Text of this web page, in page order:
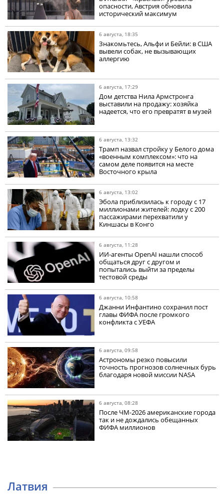
опасности, Австрия обновила
исторический максимум
6 августа, 18:35
Знакомьтесь, Альфи и Бейли: в США
вывели собак, не вызывающих
аллергию
6 августа, 17:29
Дом детства Нила Армстронга
выставили на продажу: хозяйка
надеется, что его превратят в музей
6 августа, 13:32
Трамп назвал стройку у Белого дома
«военным комплексом»: что на
самом деле появится на месте
Восточного крыла
6 августа, 13:02
Эбола приблизилась к городу с 17
миллионами жителей: лодку с 200
пассажирами перехватили у
Киншасы в Конго
6 августа, 11:28
ИИ-агенты OpenAI нашли способ
общаться друг с другом и
попытались выйти за пределы
тестовой среды
6 августа, 10:58
Джанни Инфантино сохранил пост
главы ФИФА после громкого
конфликта с УЕФА
6 августа, 09:58
Астрономы резко повысили
точность прогнозов солнечных бурь
благодаря новой миссии NASA
6 августа, 08:28
После ЧМ-2026 американские города
так и не дождались обещанных
ФИФА миллионов
Латвия